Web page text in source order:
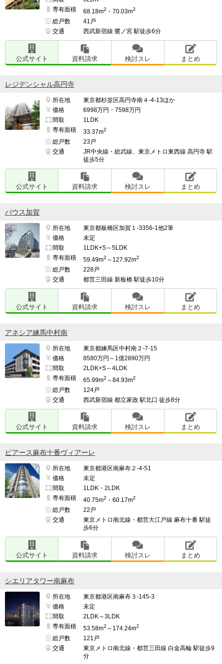
専有面積
68.18m2 ・70.03m2
総戸数
41戸
交通
西武新宿線 鷺ノ宮 駅徒歩6分
公式サイト 資料請求 検討スレ まとめ
レジデンシャル高円寺
所在地
東京都杉並区高円寺南４-4-13ほか
価格
6998万円・7598万円
間取
1LDK
専有面積
33.37m2
総戸数
23戸
交通
JR中央線・総武線、東京メトロ東西線 高円寺 駅
徒歩5分
公式サイト 資料請求 検討スレ まとめ
バウス加賀
所在地
東京都板橋区加賀１-3356-1他2筆
価格
未定
間取
1LDK+S～5LDK
専有面積
59.49m2 ～127.92m2
総戸数
228戸
交通
都営三田線 新板橋 駅徒歩10分
公式サイト 資料請求 検討スレ まとめ
アネシア練馬中村南
所在地
東京都練馬区中村南２-7-15
価格
8580万円～1億2890万円
間取
2LDK+S～4LDK
専有面積
65.99m2 ～84.93m2
総戸数
124戸
交通
西武新宿線 都立家政 駅北口 徒歩8分
公式サイト 資料請求 検討スレ まとめ
ピアース麻布十番ヴィアーレ
所在地
東京都港区南麻布２-4-51
価格
未定
間取
1LDK・2LDK
専有面積
40.75m2 ・60.17m2
総戸数
22戸
交通
東京メトロ南北線・都営大江戸線 麻布十番 駅徒
歩6分
公式サイト 資料請求 検討スレ まとめ
シエリアタワー南麻布
所在地
東京都港区南麻布３-145-3
価格
未定
間取
2LDK～3LDK
専有面積
53.58m2 ～174.24m2
総戸数
121戸
交通
東京メトロ南北線・都営三田線 白金高輪 駅徒歩9
分